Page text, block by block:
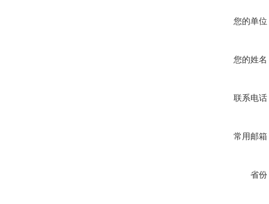
您的单位
您的姓名
联系电话
常用邮箱
省份